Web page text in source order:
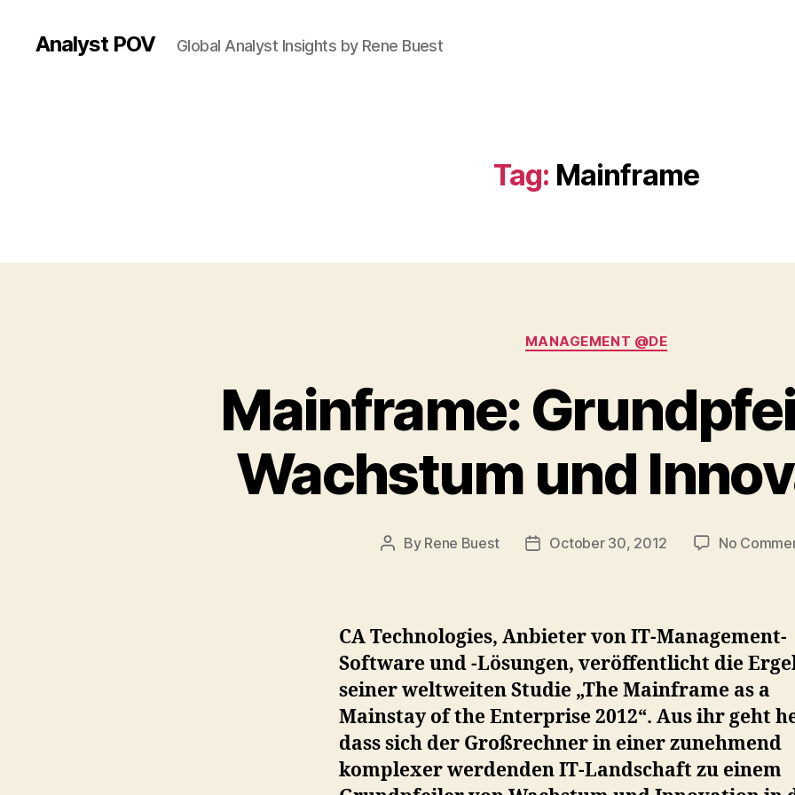
Analyst POV Global Analyst Insights by Rene Buest
Tag: Mainframe
Categories
MANAGEMENT @DE
Mainframe:
Wachstum und
Post
By Rene Buest
PostOctober 30, 2012 No
CA Technologies, Anbieter von IT-Management-
Software und -Lösungen, veröffentlicht die
seiner weltweiten Studie „The Mainframe as a
Mainstay of the Enterprise 2012“. Aus ihr geht
dass sich der Großrechner in einer zunehmend
komplexer werdenden IT-Landschaft zu einem